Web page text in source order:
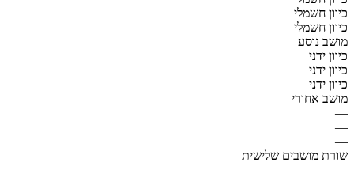
כיוון חשמלי
כיוון חשמלי
מושב נוסע
כיוון ידני
כיוון ידני
כיוון ידני
מושב אחורי
—
—
—
שורת מושבים שלישית